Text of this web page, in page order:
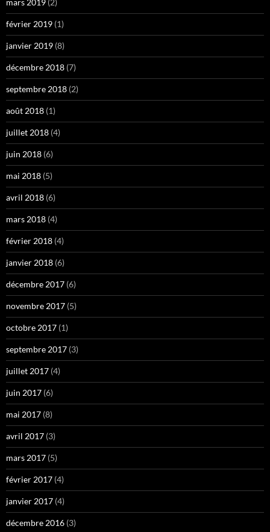
février 2019 (1)
janvier 2019 (8)
décembre 2018 (7)
septembre 2018 (2)
août 2018 (1)
juillet 2018 (4)
juin 2018 (6)
mai 2018 (5)
avril 2018 (6)
mars 2018 (4)
février 2018 (4)
janvier 2018 (6)
décembre 2017 (6)
novembre 2017 (5)
octobre 2017 (1)
septembre 2017 (3)
juillet 2017 (4)
juin 2017 (6)
mai 2017 (8)
avril 2017 (3)
mars 2017 (5)
février 2017 (4)
janvier 2017 (4)
décembre 2016 (3)